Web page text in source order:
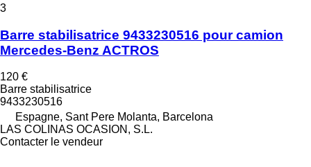
3
Barre stabilisatrice 9433230516 pour camion
Mercedes-Benz ACTROS
120 €
Barre stabilisatrice
9433230516
Espagne, Sant Pere Molanta, Barcelona
LAS COLINAS OCASION, S.L.
Contacter le vendeur